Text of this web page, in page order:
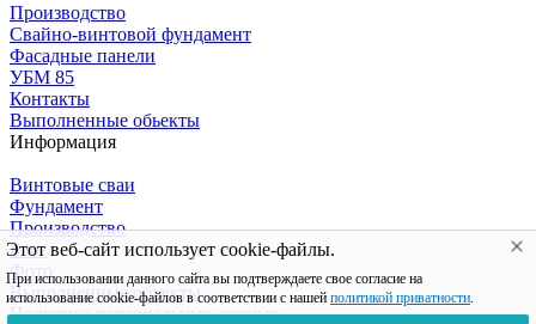
Этот веб-сайт использует cookie-файлы.
При использовании данного сайта вы подтверждаете свое согласие на
использование cookie-файлов в соответствии с нашей политикой приватности.
Производство
Свайно-винтовой фундамент
Фасадные панели
УБМ 85
Контакты
Выполненные обьекты
Информация
Винтовые сваи
Фундамент
Производство
Блог
Фото
Выполненные объекты
Политика персональных данных